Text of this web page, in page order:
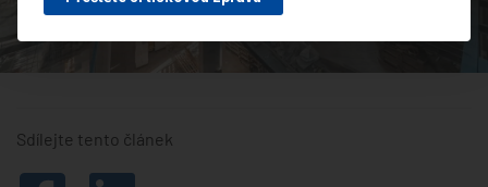
Sdílejte tento článek